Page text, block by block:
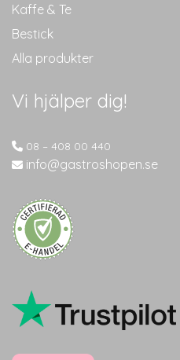
Kaffe & Te
Bestick
Alla produkter
Vi hjälper dig!
08 – 408 00 440
info@gastroshopen.se